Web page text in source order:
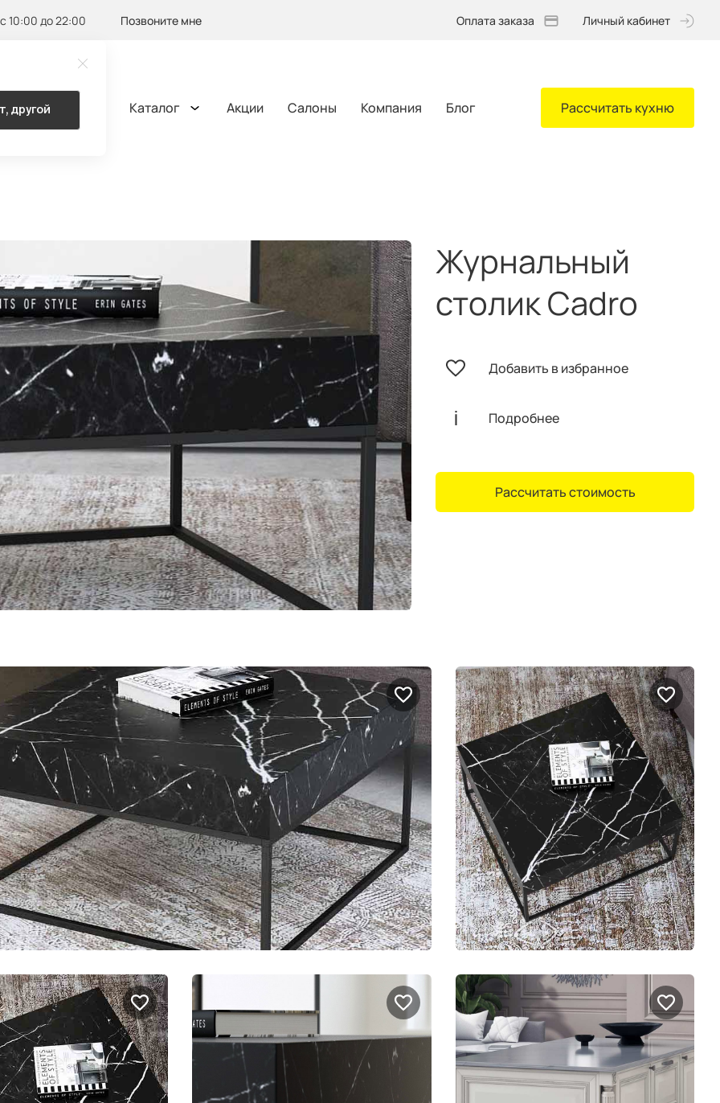
другой
с 10:00 до 22:00 Позвоните мне Оплата заказа Личный кабинет
Каталог Акции Салоны Компания Блог Рассчитать кухню
Журнальный
столик Cadro
Добавить в избранное
Подробнее
Рассчитать стоимость